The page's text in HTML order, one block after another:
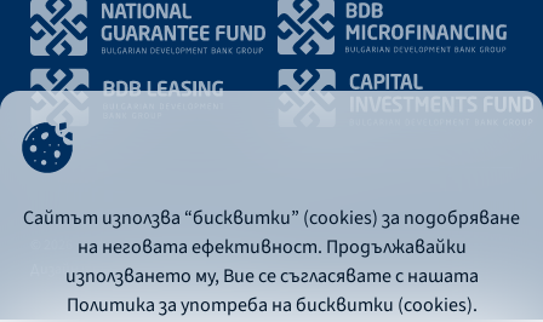
© 2026 - Bulgarian Development Bank
Дизайн и програмиране:
Сайтът използва “бисквитки” (cookies) за подобряване
на неговата ефективност. Продължавайки
използването му, Вие се съгласявате с нашата
Политика за употреба на бисквитки (cookies).